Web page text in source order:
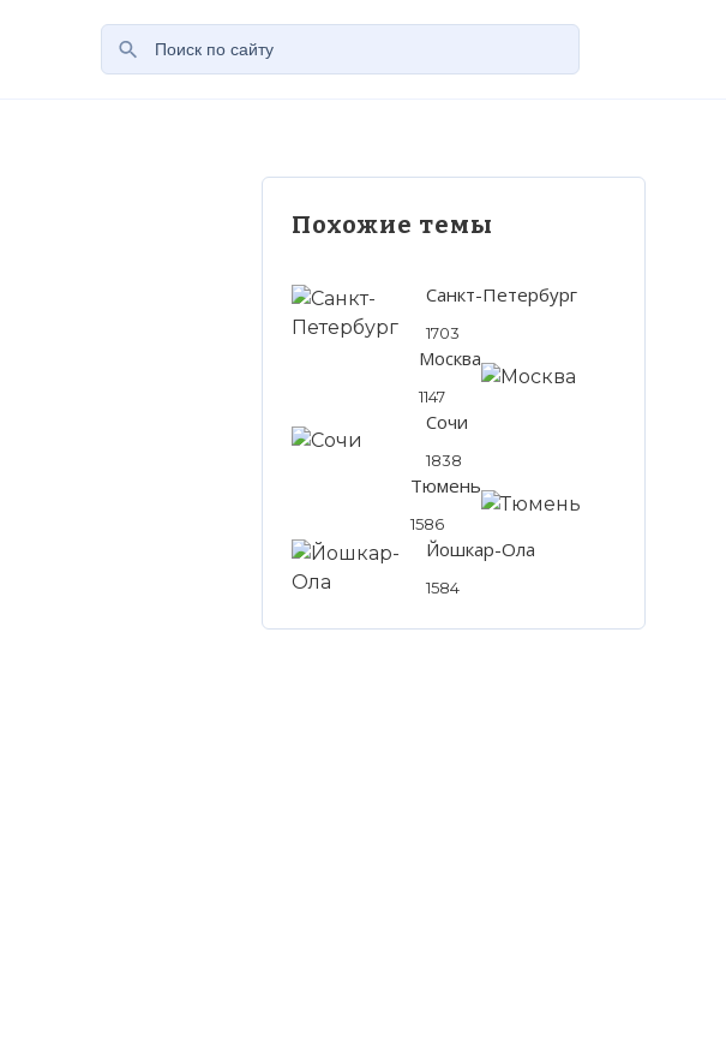
Похожие темы
Санкт-Петербург
1703
Москва
1147
Сочи
1838
Тюмень
1586
Йошкар-Ола
1584